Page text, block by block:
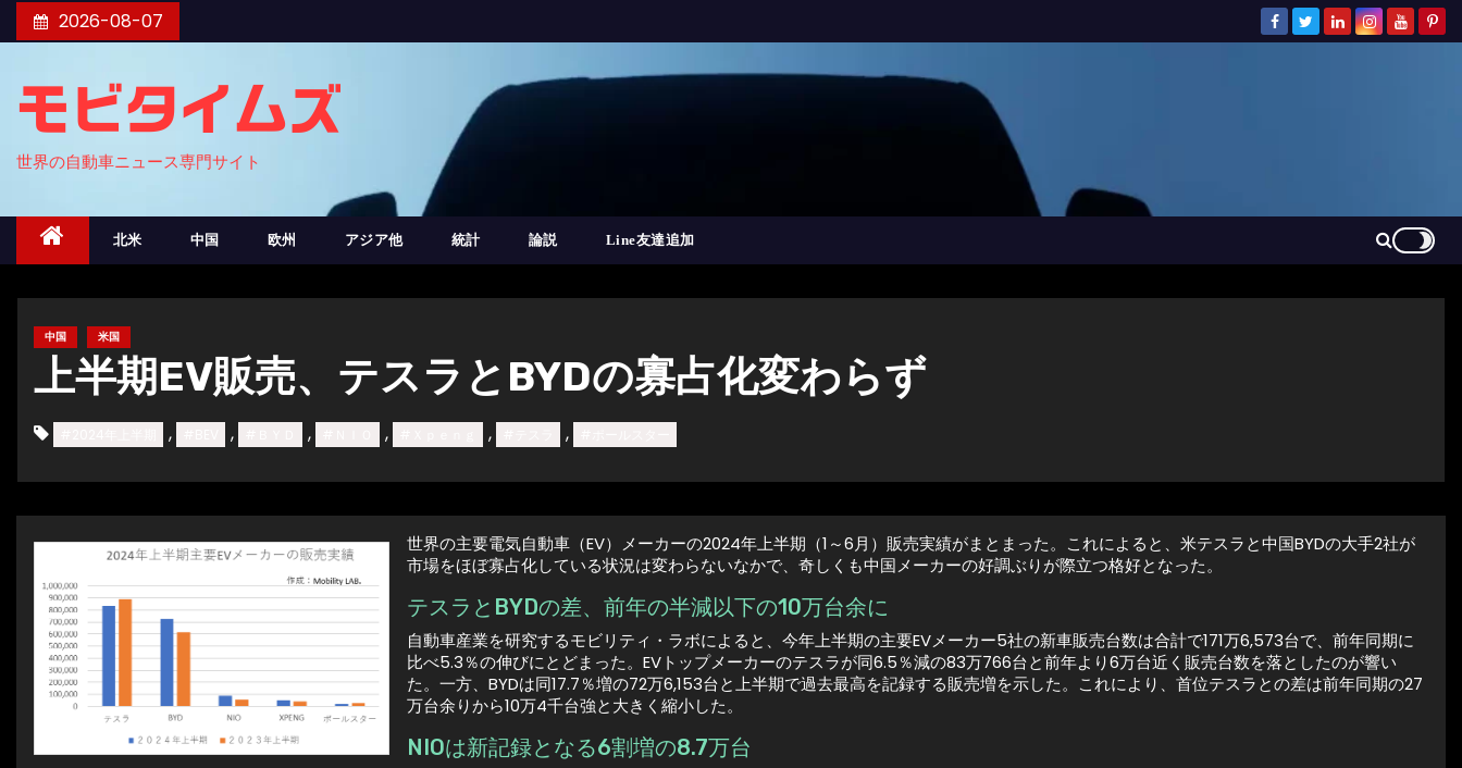
ン
2026-08-07
モビタイムズ
世界の自動車ニュース専門サイト
北米 中国 欧州 アジア他 統計 論説 Line友達追加
中国 米国
上半期EV販売、テスラとBYDの寡占化変わらず
, , , , , ,
世界の主要電気自動車（EV）メーカーの2024年上半期（1～6月）販売実績がまとまった。これによると、米テスラと中国BYDの大手2社が
市場をほぼ寡占化している状況は変わらないなかで、奇しくも中国メーカーの好調ぶりが際立つ格好となった。
テスラとBYDの差、前年の半減以下の10万台余に
自動車産業を研究するモビリティ・ラボによると、今年上半期の主要EVメーカー5社の新車販売台数は合計で171万6,573台で、前年同期に
比べ5.3％の伸びにとどまった。EVトップメーカーのテスラが同6.5％減の83万766台と前年より6万台近く販売台数を落としたのが響い
た。一方、BYDは同17.7％増の72万6,153台と上半期で過去最高を記録する販売増を示した。これにより、首位テスラとの差は前年同期の27
万台余りから10万4千台強と大きく縮小した。
NIOは新記録となる6割増の8.7万台